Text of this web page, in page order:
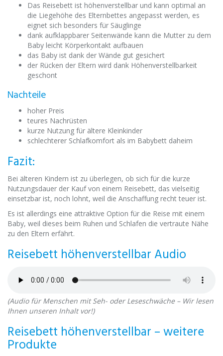
Das Reisebett ist höhenverstellbar und kann optimal an
die Liegehöhe des Elternbettes angepasst werden, es
eignet sich besonders für Säuglinge
dank aufklappbarer Seitenwände kann die Mutter zu dem
Baby leicht Körperkontakt aufbauen
das Baby ist dank der Wände gut gesichert
der Rücken der Eltern wird dank Höhenverstellbarkeit
geschont
Nachteile
hoher Preis
teures Nachrüsten
kurze Nutzung für ältere Kleinkinder
schlechterer Schlafkomfort als im Babybett daheim
Fazit:
Bei älteren Kindern ist zu überlegen, ob sich für die kurze
Nutzungsdauer der Kauf von einem Reisebett, das vielseitig
einsetzbar ist, noch lohnt, weil die Anschaffung recht teuer ist.
Es ist allerdings eine attraktive Option für die Reise mit einem
Baby, weil dieses beim Ruhen und Schlafen die vertraute Nähe
zu den Eltern erfährt.
Reisebett höhenverstellbar Audio
(Audio für Menschen mit Seh- oder Leseschwäche – Wir lesen
Ihnen unseren Inhalt vor!)
Reisebett höhenverstellbar – weitere
Produkte